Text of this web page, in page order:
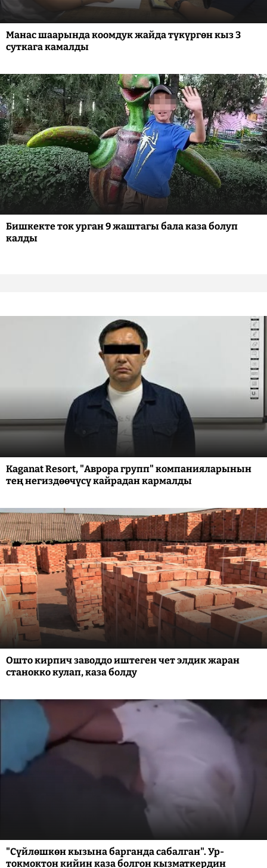
Манас шаарында коомдук жайда түкүргөн кыз 3
суткага камалды
Бишкекте ток урган 9 жаштагы бала каза болуп
калды
Kaganat Resort, "Аврора групп" компанияларынын
тең негиздөөчүсү кайрадан кармалды
Ошто кирпич заводдо иштеген чет элдик жаран
станокко кулап, каза болду
"Сүйлөшкөн кызына барганда сабалган". Ур-
токмоктон кийин каза болгон кызматкердин